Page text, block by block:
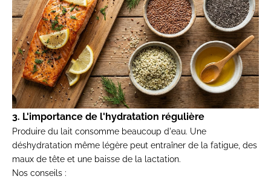
3. L'importance de l'hydratation régulière
Produire du lait consomme beaucoup d'eau. Une
déshydratation même légère peut entraîner de la fatigue, des
maux de tête et une baisse de la lactation.
Nos conseils :